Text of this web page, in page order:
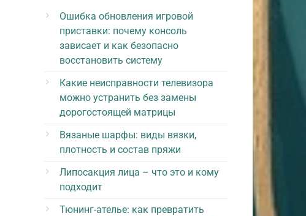
Ошибка обновления игровой
приставки: почему консоль
зависает и как безопасно
восстановить систему
Какие неисправности телевизора
можно устранить без замены
дорогостоящей матрицы
Вязаные шарфы: виды вязки,
плотность и состав пряжи
Липосакция лица – что это и кому
подходит
Тюнинг-ателье: как превратить